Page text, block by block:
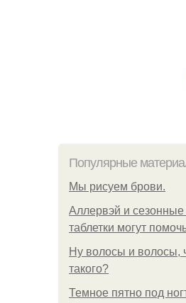
Популярные
Мы рисуем брови.
Аллервэй и сезонные
таблетки могут
Ну волосы и волосы,
такого?
Темное пятно под